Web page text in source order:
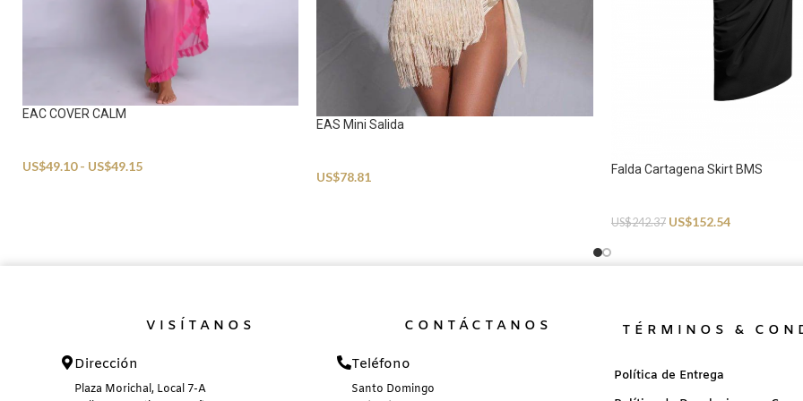
EAC COVER CALM
US$49.10 - US$49.15
EAS Mini Salida
US$78.81 Falda Cartagena Skirt BMS
US$242.37 US$152.54
VISÍTANOS
Dirección
Plaza Morichal, Local 7-A
CONTÁCTANOS
Teléfono
Santo Domingo
TÉRMINOS &
Política de Entrega